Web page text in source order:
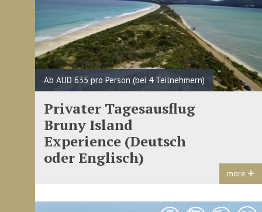
Ab AUD 635 pro Person (bei 4 Teilnehmern)
Privater Tagesausflug
Bruny Island
Experience (Deutsch
oder Englisch)
more